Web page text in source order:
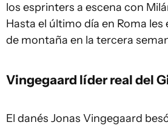
los esprinters a escena con
Hasta el último día en Roma
de montaña en la tercera
Vingegaard líder real del
El danés Jonas Vingegaard